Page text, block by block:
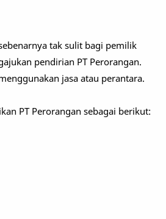
tak sulit bagi pemilik
pendirian PT Perorangan.
jasa atau perantara.
PT Perorangan sebagai berikut: